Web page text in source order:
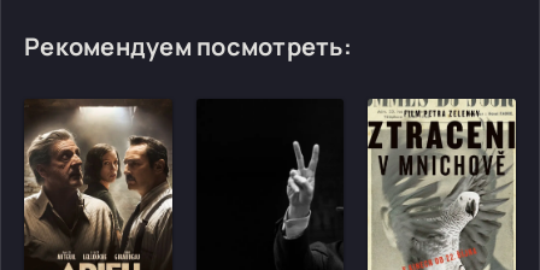
Рекомендуем посмотреть: